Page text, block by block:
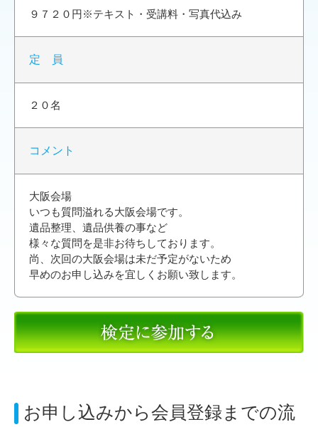
９７２０円※テキスト・受講料・写真代込み
定 員
２０名
コメント
大阪会場
いつも質問溢れる大阪会場です。
遺品整理、遺品供養の事など
様々な質問を是非お待ちしております。
尚、次回の大阪会場は未だ予定がないため
早めのお申し込みを宜しくお願い致します。
お申し込みから会員登録までの流